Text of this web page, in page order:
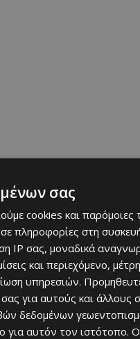
και πολλά άλλα, για
σας
cookies και παρόμοιες
πληροφορίες στη
IP σας, μοναδικά
και περιεχόμενο,
υπηρεσιών.
για αυτούς και άλλους
δεδομένων
για αυτόν τον ιστότοπο.